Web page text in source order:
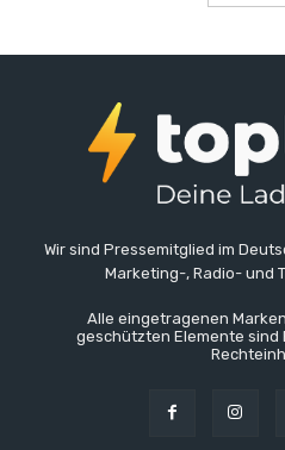
Wir sind Pressemitglied im
Marketing-, Radio- und
Alle eingetragenen
geschützten Elemente sind